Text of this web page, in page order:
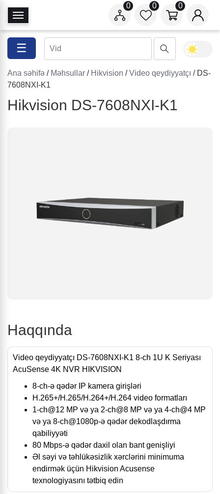
N
a
i
a
s
i
y
0
0
0
☰
Ana səhifə / Məhsullar / Hikvision /Video qeydiyyatçı / DS-
7608NXI-K1
Hikvision DS-7608NXI-K1
Haqqında
Video qeydiyyatçı DS-7608NXI-K1 8-ch 1U K Seriyası
AcuSense 4K NVR HIKVISION
8-ch-ə qədər IP kamera girişləri
H.265+/H.265/H.264+/H.264 video formatları
1-ch@12 MP və ya 2-ch@8 MP və ya 4-ch@4 MP
və ya 8-ch@1080p-ə qədər dekodlaşdırma
qabiliyyəti
80 Mbps-ə qədər daxil olan bant genişliyi
Əl səyi və təhlükəsizlik xərclərini minimuma
endirmək üçün Hikvision Acusense
texnologiyasını tətbiq edin